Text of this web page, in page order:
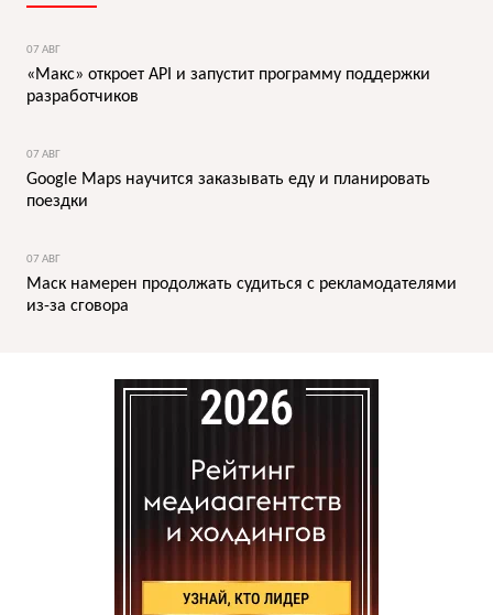
07 АВГ
«Макс» откроет API и запустит программу поддержки
разработчиков
07 АВГ
Google Maps научится заказывать еду и планировать
поездки
07 АВГ
Маск намерен продолжать судиться с рекламодателями
из-за сговора